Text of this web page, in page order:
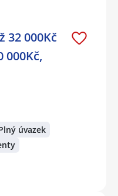
32 000Kč
úvazek